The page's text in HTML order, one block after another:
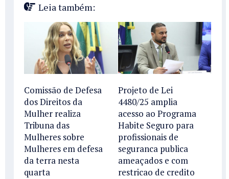
Leia também:
Comissão de Defesa
dos Direitos da
Mulher realiza
Tribuna das
Mulheres sobre
Mulheres em defesa
da terra nesta
quarta
Projeto de Lei
4480/25 amplia
acesso ao Programa
Habite Seguro para
profissionais de
seguranca publica
ameaçados e com
restricao de credito